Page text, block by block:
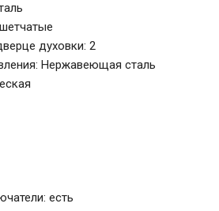
духовки: 2
Нержавеющая сталь
есть